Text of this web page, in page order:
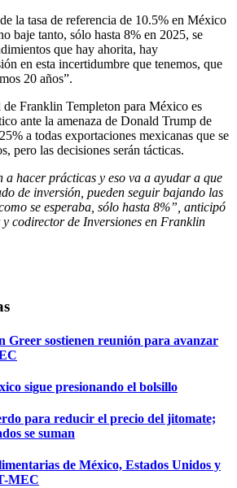
la tasa de referencia de 10.5% en México
baje tanto, sólo hasta 8% en 2025, se
que hay ahorita, hay
en esta incertidumbre que tenemos, que
20 años”.
de Franklin Templeton para México es
ante la amenaza de Donald Trump de
a todas exportaciones mexicanas que se
pero las decisiones serán tácticas.
a hacer prácticas y eso va a ayudar a que
de inversión, pueden seguir bajando las
se esperaba, sólo hasta 8%”, anticipó
y codirector de Inversiones en Franklin
Greer sostienen reunión para avanzar
sigue presionando el bolsillo
para reducir el precio del jitomate;
se suman
de México, Estados Unidos y
MEC